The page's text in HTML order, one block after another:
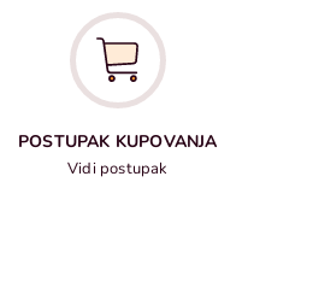
POSTUPAK KUPOVANJA
Vidi postupak